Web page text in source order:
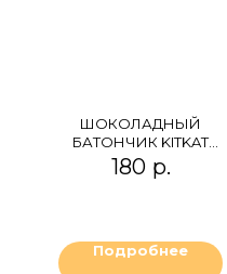
ШОКОЛАДНЫЙ
БАТОНЧИК KITKAT
CHUNKY PEANUT
BUTTER
180 р.
Подробнее